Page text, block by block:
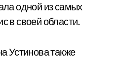
одной из самых
в своей области.
Устинова также